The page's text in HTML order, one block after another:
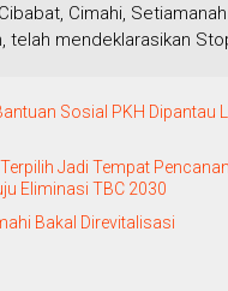
Cimahi,
telah mendeklarasikan
Sosial PKH Dipantau
Jadi Tempat
Eliminasi TBC 2030
Bakal Direvitalisasi